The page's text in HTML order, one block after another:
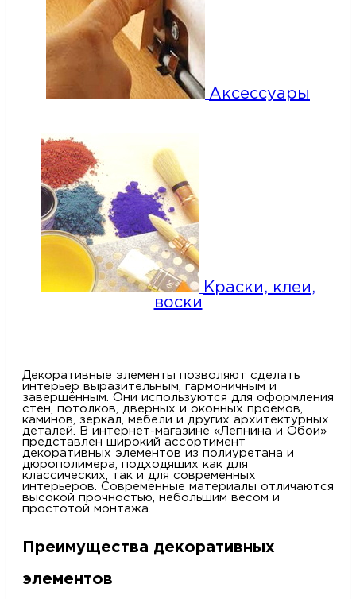
Аксессуары
Краски, клеи,
воски
Декоративные элементы позволяют сделать
интерьер выразительным, гармоничным и
завершённым. Они используются для оформления
стен, потолков, дверных и оконных проёмов,
каминов, зеркал, мебели и других архитектурных
деталей. В интернет-магазине «Лепнина и Обои»
представлен широкий ассортимент
декоративных элементов из полиуретана и
дюрополимера, подходящих как для
классических, так и для современных
интерьеров. Современные материалы отличаются
высокой прочностью, небольшим весом и
простотой монтажа.
Преимущества декоративных
элементов